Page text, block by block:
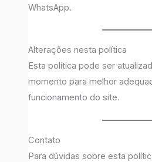
WhatsApp.
Alterações nesta política
Esta política pode ser
momento para melhor
funcionamento do site.
Contato
Para dúvidas sobre esta